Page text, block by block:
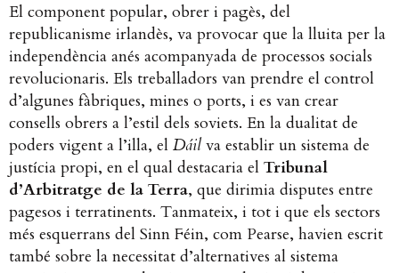
El component popular, obrer i pagès, del
republicanisme irlandès, va provocar que la lluita per la
independència anés acompanyada de processos socials
revolucionaris. Els treballadors van prendre el control
d’algunes fàbriques, mines o ports, i es van crear
consells obrers a l’estil dels soviets. En la dualitat de
poders vigent a l’illa, el Dáilva establir un sistema de
justícia propi, en el qual destacaria el Tribunal
d’Arbitratge de la Terra, que dirimia disputes entre
pagesos i terratinents. Tanmateix, i tot i que els sectors
més esquerrans del Sinn Féin, com Pearse, havien escrit
també sobre la necessitat d’alternatives al sistema